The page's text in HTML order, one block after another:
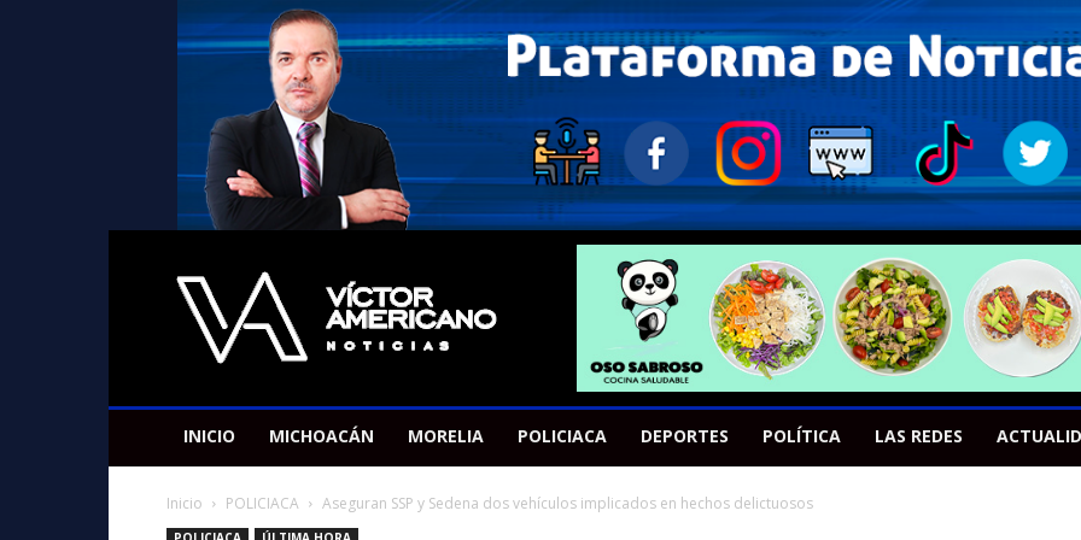
Americano
Victor
INICIO MICHOACÁN MORELIA POLICIACA DEPORTES POLÍTICA LAS REDES
Inicio POLICIACA Aseguran SSP y Sedena dos vehículos implicados en hechos delictuosos